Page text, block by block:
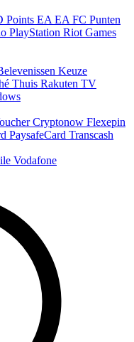
Points EA EA FC Punten
PlayStation Riot Games
Keuze
Thuis Rakuten TV
Cryptonow Flexepin
PaysafeCard Transcash
Vodafone